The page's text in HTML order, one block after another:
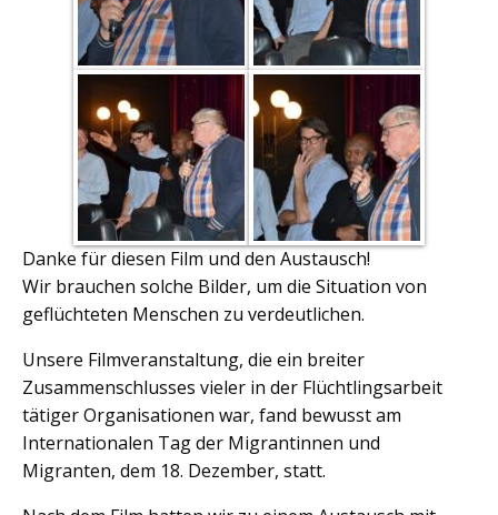
Danke für diesen Film und den Austausch!
Wir brauchen solche Bilder, um die Situation von
geflüchteten Menschen zu verdeutlichen.
Unsere Filmveranstaltung, die ein breiter
Zusammenschlusses vieler in der Flüchtlingsarbeit
tätiger Organisationen war, fand bewusst am
Internationalen Tag der Migrantinnen und
Migranten, dem 18. Dezember, statt.